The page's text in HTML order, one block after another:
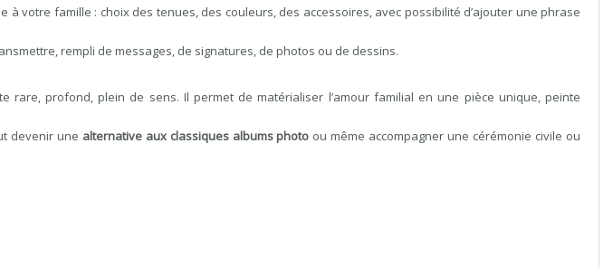
votre famille : choix des tenues, des couleurs, des accessoires, avec possibilité d’ajouter une phrase
rempli de messages, de signatures, de photos ou de dessins.
rare, profond, plein de sens. Il permet de matérialiser l’amour familial en une pièce unique, peinte
devenir une alternative aux classiques albums photo ou même accompagner une cérémonie civile ou